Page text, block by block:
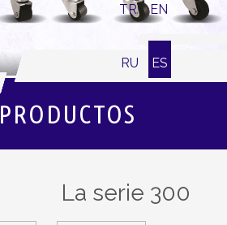
TR EN
RU ES
PRODUCTOS
La serie 300